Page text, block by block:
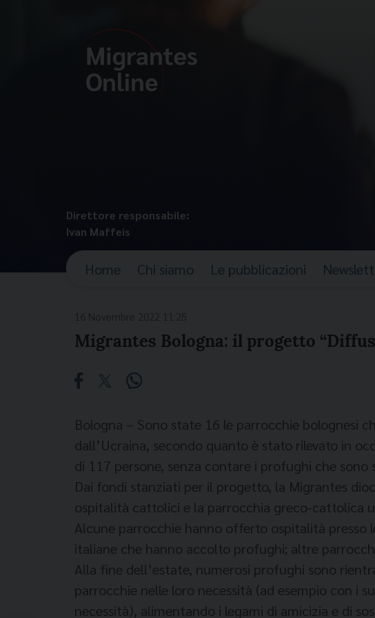
Direttore responsabile:
Ivan Maffeis
Home Chi siamo Le pubblicazioni
Migrantes Bologna: il progetto
Bologna – Sono state 16 le parrocchie bolognesi
dall’Ucraina, secondo quanto è stato rilevato in
di 117 persone, senza contare i profughi che
Dai fondi stanziati per il progetto, la Migrantes
ospitalità cattolici e la parrocchia greco-cattolica
Alcune parrocchie hanno offerto ospitalità
italiane che hanno accolto profughi; altre
Alla fine dell’estate, numerosi profughi sono
parrocchie nelle loro necessità (ad esempio con i
necessità), alimentando i legami di amicizia e di